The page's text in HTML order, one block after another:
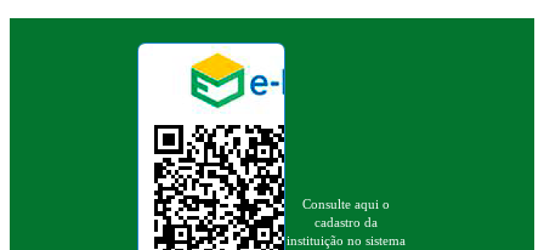
Consulte aqui o
cadastro da
instituição no sistema